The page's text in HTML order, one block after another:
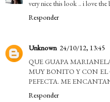
very nice this look .. i love the
Responder
Unknown 24/10/12, 13:45
QUE GUAPA
MUY BONITO Y CON
PEFECTA. ME
Responder